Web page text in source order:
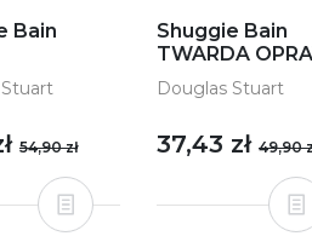
Bain
54,90 zł
Shuggie Bain
TWARDA
Douglas Stuart
37,43 zł 49,90